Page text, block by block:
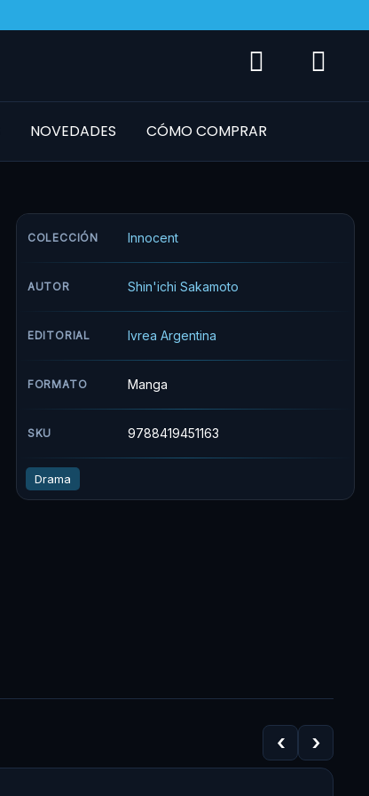
NOVEDADES CÓMO COMPRAR
COLECCIÓN Innocent
AUTOR Shin'ichi Sakamoto
EDITORIAL Ivrea Argentina
FORMATO Manga
SKU 9788419451163
Drama
‹ ›